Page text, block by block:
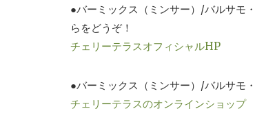
●バーミックス（ミンサー）/バルサモ
らをどうぞ！
チェリーテラスオフィシャルHP
●バーミックス（ミンサー）/バルサモ
チェリーテラスのオンラインショップ